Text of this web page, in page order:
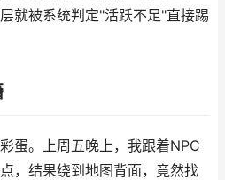
就被系统判定"活跃不足"直接踢
蛋。上周五晚上，我跟着NPC
，结果绕到地图背面，竟然找